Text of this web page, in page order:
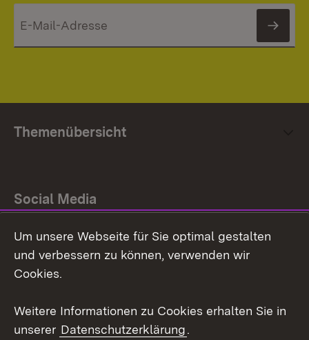
Themenübersicht
Social Media
Facebook
Um unsere Webseite für Sie optimal gestalten
und verbessern zu können, verwenden wir
Cookies.
Weitere Informationen zu Cookies erhalten Sie in
unserer Datenschutzerklärung.